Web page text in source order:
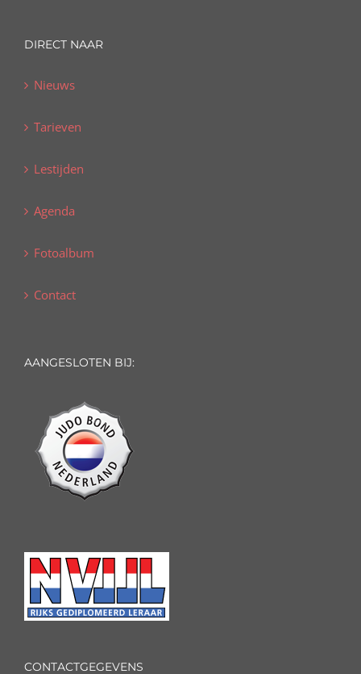
DIRECT NAAR
Nieuws
Tarieven
Lestijden
Agenda
Fotoalbum
Contact
AANGESLOTEN BIJ:
CONTACTGEGEVENS